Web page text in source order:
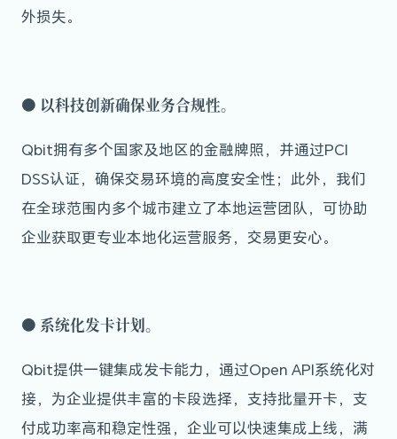
外损失。
● 以科技创新确保业务合规性。
Qbit拥有多个国家及地区的金融牌照，并通过PCI
DSS认证，确保交易环境的高度安全性；此外，我们
在全球范围内多个城市建立了本地运营团队，可协助
企业获取更专业本地化运营服务，交易更安心。
● 系统化发卡计划。
Qbit提供一键集成发卡能力，通过Open API系统化对
接，为企业提供丰富的卡段选择，支持批量开卡，支
付成功率高和稳定性强，企业可以快速集成上线，满